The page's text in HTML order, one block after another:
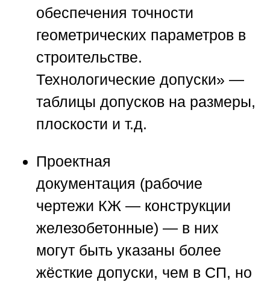
обеспечения точности
геометрических параметров в
строительстве.
Технологические допуски» —
таблицы допусков на размеры,
плоскости и т.д.
Проектная
документация (рабочие
чертежи КЖ — конструкции
железобетонные) — в них
могут быть указаны более
жёсткие допуски, чем в СП, но